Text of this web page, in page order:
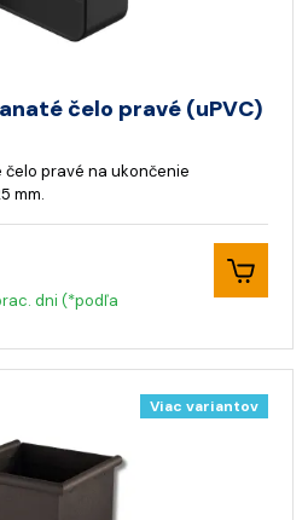
čelo pravé (uPVC)
pravé na ukončenie
mm.
dni (*podľa
Viac variantov